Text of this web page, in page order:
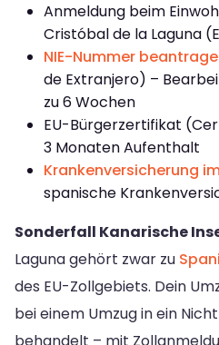
Anmeldung beim
Cristóbal de la Laguna
NIE-Nummer
de Extranjero) –
zu 6 Wochen
EU-Bürgerzertifikat
3 Monaten Aufenthalt
Krankenversicherung
spanische
Sonderfall Kanarische
Laguna gehört zwar zu
des EU-Zollgebiets. Dein
bei einem Umzug in ein